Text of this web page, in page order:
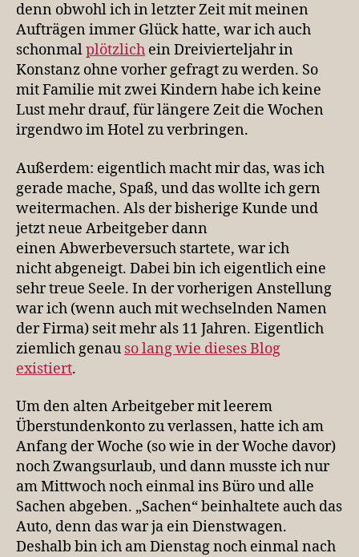
denn obwohl ich in letzter Zeit mit meinen
Aufträgen immer Glück hatte, war ich auch
schonmalplötzlich ein Dreivierteljahr in
Konstanz ohne vorher gefragt zu werden. So
mit Familie mit zwei Kindern habe ich keine
Lust mehr drauf, für längere Zeit die Wochen
irgendwo im Hotel zu verbringen.
Außerdem: eigentlich macht mir das, was ich
gerade mache, Spaß, und das wollte ich gern
weitermachen. Als der bisherige Kunde und
jetzt neue Arbeitgeber dann
einen Abwerbeversuch startete, war ich
nicht abgeneigt. Dabei bin ich eigentlich eine
sehr treue Seele. In der vorherigen Anstellung
war ich (wenn auch mit wechselnden Namen
der Firma) seit mehr als 11 Jahren. Eigentlich
ziemlich genau so lang wie dieses Blog
existiert.
Um den alten Arbeitgeber mit leerem
Überstundenkonto zu verlassen, hatte ich am
Anfang der Woche (so wie in der Woche davor)
noch Zwangsurlaub, und dann musste ich nur
am Mittwoch noch einmal ins Büro und alle
Sachen abgeben. „Sachen“ beinhaltete auch das
Auto, denn das war ja ein Dienstwagen.
Deshalb bin ich am Dienstag noch einmal nach